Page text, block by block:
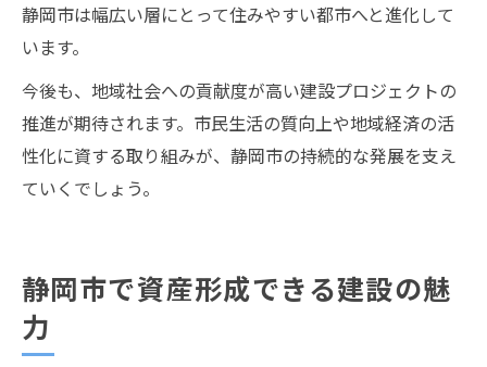
静岡市は幅広い層にとって住みやすい都市へと進化して
います。
今後も、地域社会への貢献度が高い建設プロジェクトの
推進が期待されます。市民生活の質向上や地域経済の活
性化に資する取り組みが、静岡市の持続的な発展を支え
ていくでしょう。
静岡市で資産形成できる建設の魅
力